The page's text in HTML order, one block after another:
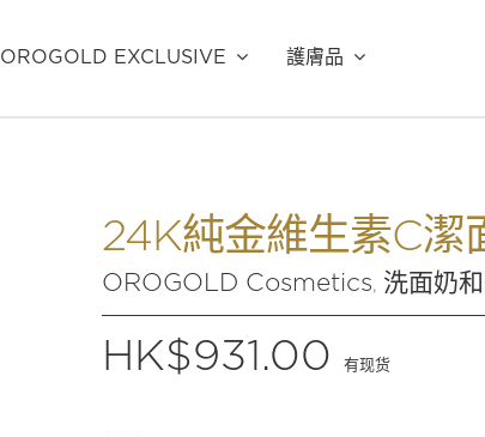
OROGOLD EXCLUSIVE 護膚品
24K純金維生素C潔
OROGOLD Cosmetics, 洗面奶
$931.00 有现货